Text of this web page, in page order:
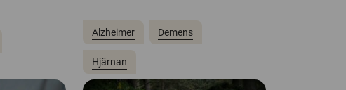
Alzheimer Demens
Hjärnan